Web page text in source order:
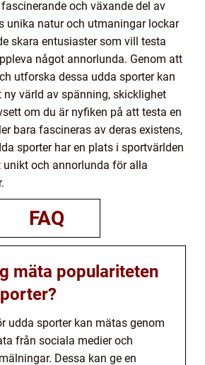
och växande del av
unika natur och utmaningar lockar
skara entusiaster som vill testa
något annorlunda. Genom att
utforska dessa udda sporter kan
ny värld av spänning, skicklighet
om du är nyfiken på att testa en
bara fascineras av deras existens,
sporter har en plats i sportvärlden
unikt och annorlunda för alla
FAQ
mäta populariteten
udda sporter kan mätas genom
från sociala medier och
Dessa kan ge en